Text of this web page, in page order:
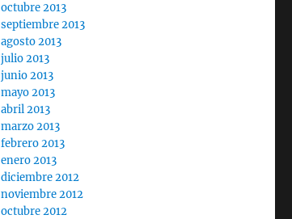
octubre 2013
septiembre 2013
agosto 2013
julio 2013
junio 2013
mayo 2013
abril 2013
marzo 2013
febrero 2013
enero 2013
diciembre 2012
noviembre 2012
octubre 2012